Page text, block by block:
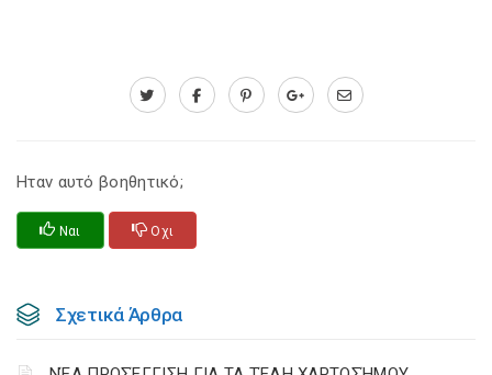
Ηταν αυτό βοηθητικό;
Ναι Οχι
Σχετικά Άρθρα